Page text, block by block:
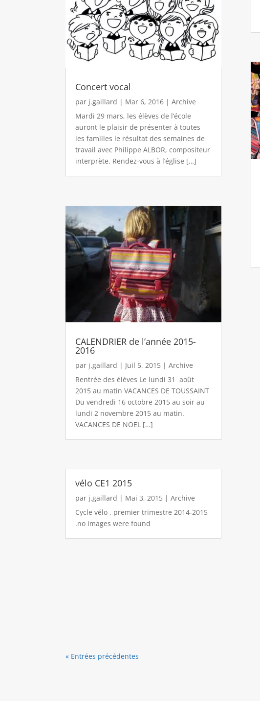
Concert vocal
par j.gaillard | Mar 6, 2016 |Archive
Mardi 29 mars, les élèves de l’école
auront le plaisir de présenter à toutes
les familles le résultat des semaines de
travail avec Philippe ALBOR, compositeur
interprète. Rendez-vous à l’église […]
CALENDRIER de l’année 2015-
2016
par j.gaillard | Juil 5, 2015 |Archive
Rentrée des élèves Le lundi 31 août
2015 au matin VACANCES DE TOUSSAINT
Du vendredi 16 octobre 2015 au soir au
lundi 2 novembre 2015 au matin.
VACANCES DE NOEL […]
vélo CE1 2015
par j.gaillard | Mai 3, 2015 |Archive
Cycle vélo , premier trimestre 2014-2015
.no images were found
« Entrées précédentes